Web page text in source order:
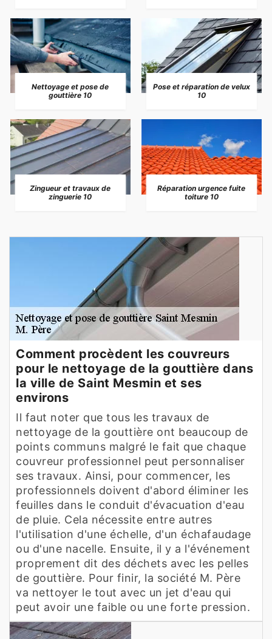
Nettoyage et pose de
gouttière 10
Pose et réparation de velux
10
Zingueur et travaux de
zinguerie 10
Réparation urgence fuite
toiture 10
Comment procèdent les couvreurs
pour le nettoyage de la gouttière dans
la ville de Saint Mesmin et ses
environs
Il faut noter que tous les travaux de
nettoyage de la gouttière ont beaucoup de
points communs malgré le fait que chaque
couvreur professionnel peut personnaliser
ses travaux. Ainsi, pour commencer, les
professionnels doivent d'abord éliminer les
feuilles dans le conduit d'évacuation d'eau
de pluie. Cela nécessite entre autres
l'utilisation d'une échelle, d'un échafaudage
ou d'une nacelle. Ensuite, il y a l'événement
proprement dit des déchets avec les pelles
de gouttière. Pour finir, la société M. Père
va nettoyer le tout avec un jet d'eau qui
peut avoir une faible ou une forte pression.